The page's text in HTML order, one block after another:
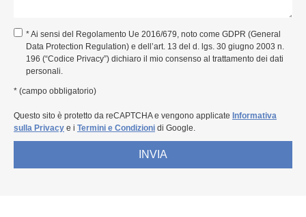
* Ai sensi del Regolamento Ue 2016/679, noto come GDPR (General
Data Protection Regulation) e dell’art. 13 del d. lgs. 30 giugno 2003 n.
196 (“Codice Privacy”) dichiaro il mio consenso al trattamento dei dati
personali.
* (campo obbligatorio)
Questo sito è protetto da reCAPTCHA e vengono applicate Informativa
sulla Privacy e i Termini e Condizioni di Google.
INVIA